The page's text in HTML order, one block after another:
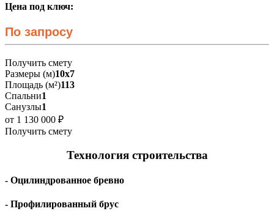
Цена под ключ:
По запросу
Получить смету
Размеры (м)10х7
Площадь (м²)113
Спальни1
Санузлы1
от 1 130 000 ₽
Получить смету
Технология строительства
- Оцилиндрованное бревно
- Профилированный брус